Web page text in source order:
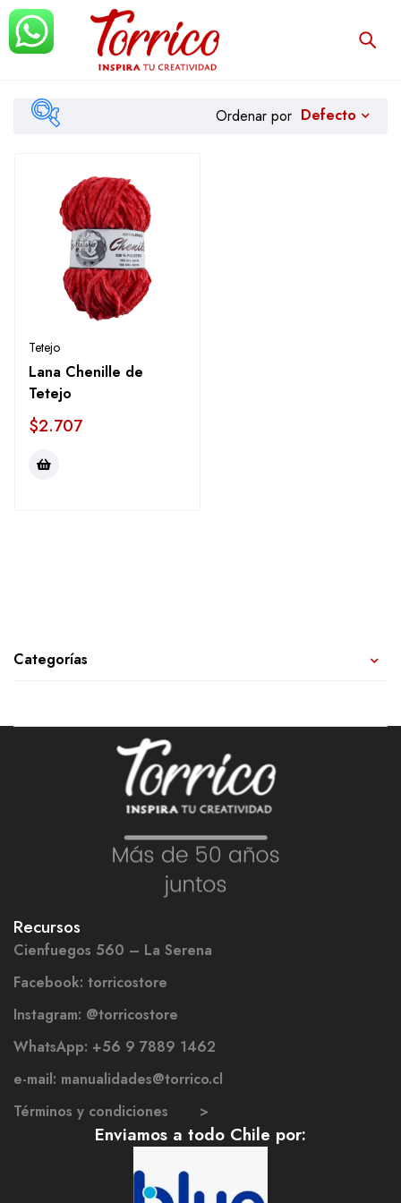
Categorías
Filtrar
Ordenar por Defecto
Tetejo
Lana Chenille de
Tetejo
$2.707
Recursos
Cienfuegos 560 – La Serena
Facebook: torricostore
Instagram: @torricostore
WhatsApp: +56 9 7889 1462
e-mail: manualidades@torrico.cl
Términos y condiciones >
Enviamos a todo Chile por: